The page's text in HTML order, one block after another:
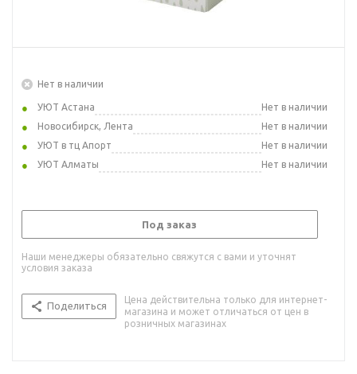
Нет в наличии
УЮТ Астана
Нет в наличии
Новосибирск, Лента
Нет в наличии
УЮТ в тц Апорт
Нет в наличии
УЮТ Алматы
Нет в наличии
Под заказ
Наши менеджеры обязательно свяжутся с вами и уточнят
условия заказа
Поделиться
Цена действительна только для интернет-
магазина и может отличаться от цен в
розничных магазинах